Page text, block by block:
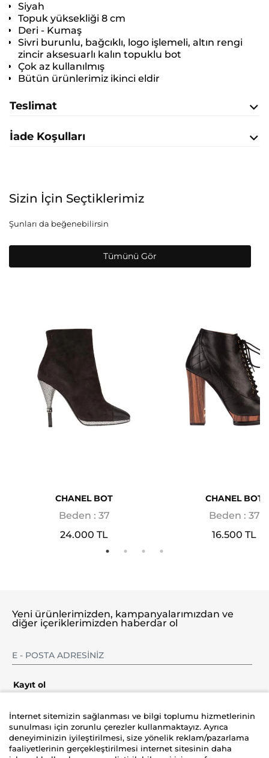
Siyah
Topuk yüksekliği 8 cm
Deri - Kumaş
Sivri burunlu, bağcıklı, logo işlemeli, altın rengi
zincir aksesuarlı kalın topuklu bot
Çok az kullanılmış
Bütün ürünlerimiz ikinci eldir
Teslimat
İade Koşulları
Sizin İçin Seçtiklerimiz
Şunları da beğenebilirsin
Tümünü Gör
CHANEL BOT
Beden : 37
24.000 TL
CHANEL BOT
Beden : 37
16.500 TL
Şirket
Yeni ürünlerimizden, kampanyalarımızdan ve
diğer içeriklerimizden haberdar ol
Kayıt ol
İnternet sitemizin sağlanması ve bilgi toplumu hizmetlerinin
sunulması için zorunlu çerezler kullanmaktayız. Ayrıca
deneyiminizin iyileştirilmesi, size yönelik reklam/pazarlama
faaliyetlerinin gerçekleştirilmesi internet sitesinin daha